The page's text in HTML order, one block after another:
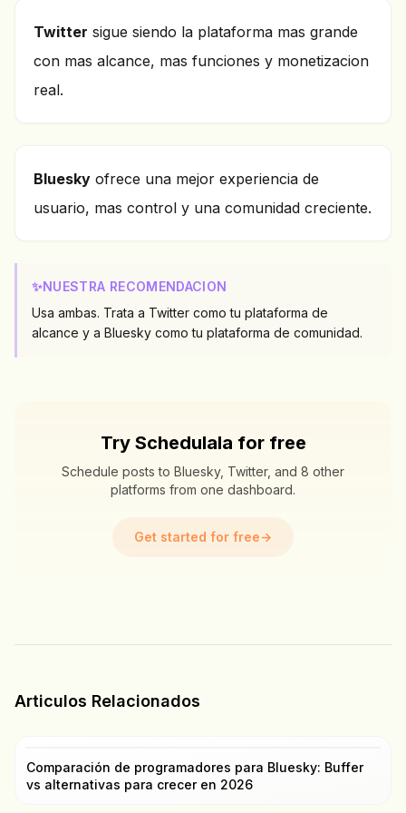
Twitter sigue siendo la plataforma mas grande
con mas alcance, mas funciones y monetizacion
real.
Bluesky ofrece una mejor experiencia de
usuario, mas control y una comunidad creciente.
✨NUESTRA RECOMENDACION
Usa ambas. Trata a Twitter como tu plataforma de
alcance y a Bluesky como tu plataforma de comunidad.
Try Schedulala for free
Schedule posts to Bluesky, Twitter, and 8 other
platforms from one dashboard.
Get started for free→
Articulos Relacionados
Comparación de programadores para Bluesky: Buffer
vs alternativas para crecer en 2026